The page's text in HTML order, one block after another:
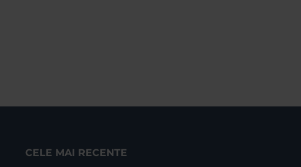
CELE MAI RECENTE